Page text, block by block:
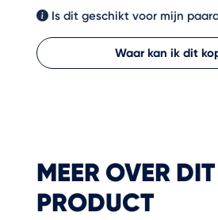
Is dit geschikt voor mijn
Waar kan ik dit
MEER OVER DIT
PRODUCT